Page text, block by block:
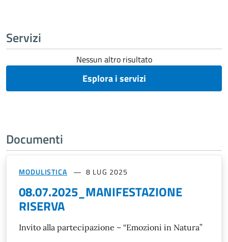
Servizi
Nessun altro risultato
Esplora i servizi
Documenti
MODULISTICA 8 LUG 2025
08.07.2025_MANIFESTAZIONE
RISERVA
Invito alla partecipazione – “Emozioni in Natura”